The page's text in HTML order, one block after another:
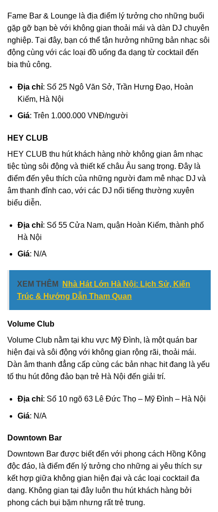
Fame Bar & Lounge là địa điểm lý tưởng cho những buổi
gặp gỡ bạn bè với không gian thoải mái và dàn DJ chuyên
nghiệp. Tại đây, bạn có thể tận hưởng những bản nhạc sôi
động cùng với các loại đồ uống đa dạng từ cocktail đến
bia thủ công.
Địa chỉ: Số 25 Ngô Văn Sở, Trần Hưng Đạo, Hoàn
Kiếm, Hà Nội
Giá: Trên 1.000.000 VNĐ/người
HEY CLUB
HEY CLUB thu hút khách hàng nhờ không gian âm nhạc
tiệc tùng sôi động và thiết kế châu Âu sang trọng. Đây là
điểm đến yêu thích của những người đam mê nhạc DJ và
âm thanh đỉnh cao, với các DJ nổi tiếng thường xuyên
biểu diễn.
Địa chỉ: Số 55 Cửa Nam, quận Hoàn Kiếm, thành phố
Hà Nội
Giá: N/A
XEM THÊM
Nhà Hát Lớn Hà Nội: Lịch Sử, Kiến
Trúc & Hướng Dẫn Tham Quan
Volume Club
Volume Club nằm tại khu vực Mỹ Đình, là một quán bar
hiện đại và sôi động với không gian rộng rãi, thoải mái.
Dàn âm thanh đẳng cấp cùng các bản nhạc hit đang là yếu
tố thu hút đông đảo bạn trẻ Hà Nội đến giải trí.
Địa chỉ: Số 10 ngõ 63 Lê Đức Thọ – Mỹ Đình – Hà Nội
Giá: N/A
Downtown Bar
Downtown Bar được biết đến với phong cách Hồng Kông
độc đáo, là điểm đến lý tưởng cho những ai yêu thích sự
kết hợp giữa không gian hiện đại và các loại cocktail đa
dạng. Không gian tại đây luôn thu hút khách hàng bởi
phong cách bụi bặm nhưng rất trẻ trung.